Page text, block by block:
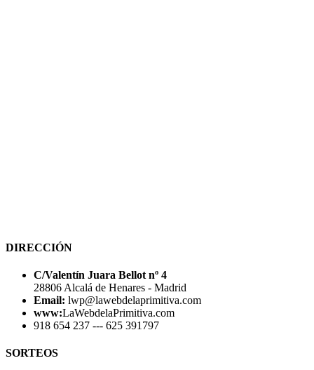
DIRECCIÓN
C/Valentín Juara Bellot nº 4
28806 Alcalá de Henares - Madrid
Email: lwp@lawebdelaprimitiva.com
www:LaWebdelaPrimitiva.com
918 654 237 --- 625 391797
SORTEOS